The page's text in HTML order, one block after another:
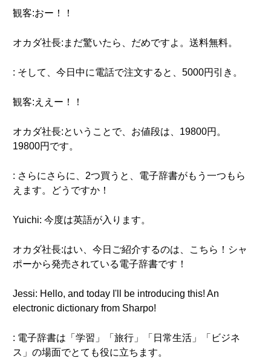
観客:おー！！
オカダ社長:まだ驚いたら、だめですよ。送料無料。
: そして、今日中に電話で注文すると、5000円引き。
観客:ええー！！
オカダ社長:ということで、お値段は、19800円。
19800円です。
: さらにさらに、2つ買うと、電子辞書がもう一つもら
えます。どうですか！
Yuichi: 今度は英語が入ります。
オカダ社長:はい、今日ご紹介するのは、こちら！シャ
ポーから発売されている電子辞書です！
Jessi: Hello, and today I'll be introducing this! An
electronic dictionary from Sharpo!
: 電子辞書は「学習」「旅行」「日常生活」「ビジネ
ス」の場面でとても役に立ちます。